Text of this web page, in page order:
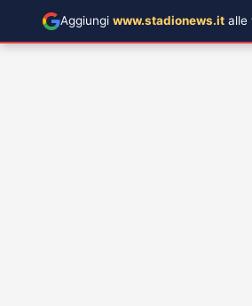
Aggiungi www.stadionews.it alle